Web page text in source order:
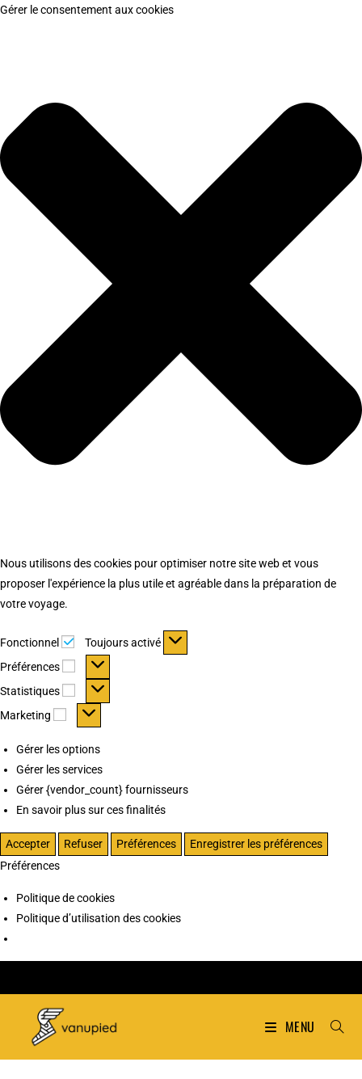
Gérer le consentement aux cookies
Nous utilisons des cookies pour optimiser notre site web et vous
proposer l'expérience la plus utile et agréable dans la préparation de
votre voyage.
Fonctionnel Fonctionnel
Toujours activé
Préférences
Préférences
Statistiques Statistiques
Marketing Marketing
Gérer les options
Gérer les services
Gérer {vendor_count} fournisseurs
En savoir plus sur ces finalités
Accepter Refuser Préférences
Enregistrer les préférences
Préférences
Politique de cookies
Politique d’utilisation des cookies
MENU